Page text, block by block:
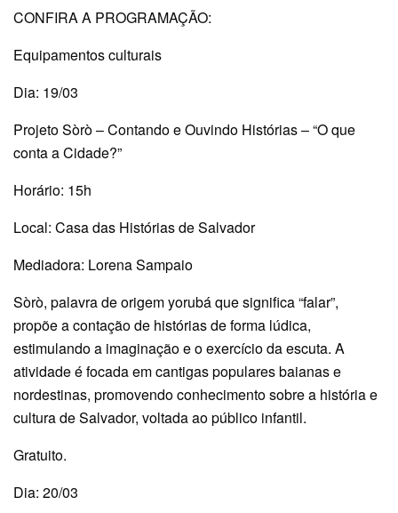
CONFIRA A PROGRAMAÇÃO:
Equipamentos culturais
Dia: 19/03
Projeto Sòrò – Contando e Ouvindo Histórias – “O que
conta a Cidade?”
Horário: 15h
Local: Casa das Histórias de Salvador
Mediadora: Lorena Sampaio
Sòrò, palavra de origem yorubá que significa “falar”,
propõe a contação de histórias de forma lúdica,
estimulando a imaginação e o exercício da escuta. A
atividade é focada em cantigas populares baianas e
nordestinas, promovendo conhecimento sobre a história e
cultura de Salvador, voltada ao público infantil.
Gratuito.
Dia: 20/03